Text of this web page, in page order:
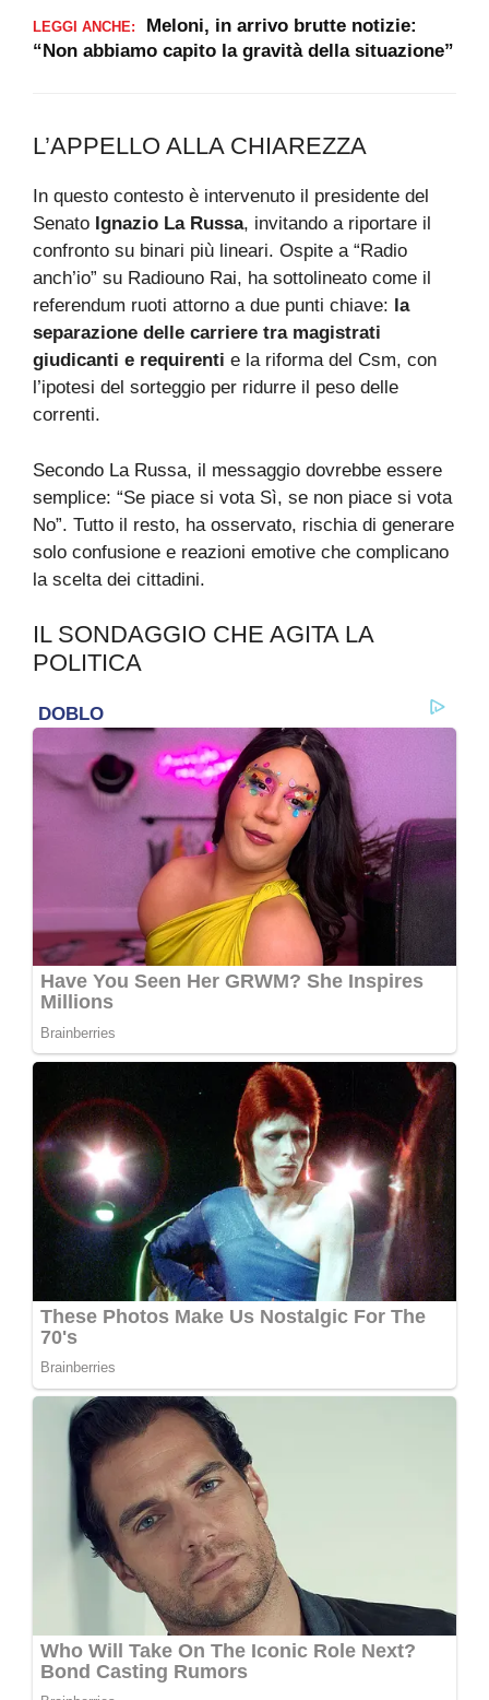
LEGGI ANCHE:
Meloni, in arrivo brutte notizie:
“Non abbiamo capito la gravità della situazione”
L’APPELLO ALLA CHIAREZZA
In questo contesto è intervenuto il presidente del
Senato Ignazio La Russa, invitando a riportare il
confronto su binari più lineari. Ospite a “Radio
anch’io” su Radiouno Rai, ha sottolineato come il
referendum ruoti attorno a due punti chiave: la
separazione delle carriere tra magistrati
giudicanti e requirenti e la riforma del Csm, con
l’ipotesi del sorteggio per ridurre il peso delle
correnti.
Secondo La Russa, il messaggio dovrebbe essere
semplice: “Se piace si vota Sì, se non piace si vota
No”. Tutto il resto, ha osservato, rischia di generare
solo confusione e reazioni emotive che complicano
la scelta dei cittadini.
IL SONDAGGIO CHE AGITA LA
POLITICA